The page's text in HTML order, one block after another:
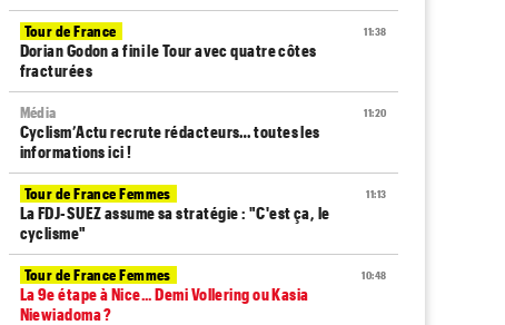
11:38
Tour de France
Dorian Godon a fini le Tour avec quatre côtes
fracturées
11:20
Média
Cyclism’Actu recrute rédacteurs… toutes les
informations ici !
11:13
Tour de France Femmes
La FDJ-SUEZ assume sa stratégie : "C'est ça, le
cyclisme"
10:48
Tour de France Femmes
La 9e étape à Nice... Demi Vollering ou Kasia
Niewiadoma ?